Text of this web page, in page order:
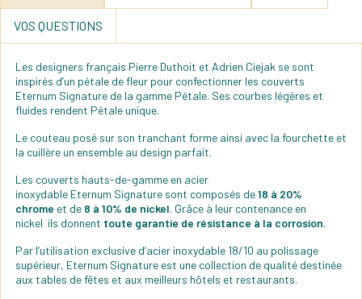
VOS QUESTIONS
Les designers français Pierre Duthoit et Adrien Ciejak se sont
inspirés d’un pétale de fleur pour confectionner les couverts
Eternum Signature de la gamme Pétale. Ses courbes légères et
fluides rendent Pétale unique.
Le couteau posé sur son tranchant forme ainsi avec la fourchette et
la cuillère un ensemble au design parfait.
Les couverts hauts-de-gamme en acier
inoxydable Eternum Signature sont composés de18 à 20%
chrome et de 8 à 10% de nickel. Grâce à leur contenance en
nickel ils donnent toute garantie de résistance à la corrosion.
Par l’utilisation exclusive d’acier inoxydable 18/10 au polissage
supérieur, Eternum Signature est une collection de qualité destinée
aux tables de fêtes et aux meilleurs hôtels et restaurants.